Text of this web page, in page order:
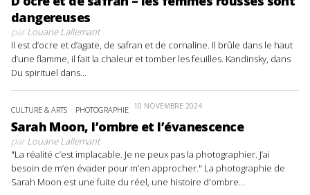
dangereuses
parLouane Lallemant
Il est d’ocre et d’agate, de safran et de cornaline. Il brûle dans le haut
d’une flamme, il fait la chaleur et tomber les feuilles. Kandinsky, dans
Du spirituel dans...
CULTURE & ARTS PHOTOGRAPHIE 10 NOVEMBRE 2024
Sarah Moon, l’ombre et l’évanescence
parLouane Lallemant
"La réalité c’est implacable. Je ne peux pas la photographier. J’ai
besoin de m’en évader pour m’en approcher." La photographie de
Sarah Moon est une fuite du réel, une histoire d'ombre...